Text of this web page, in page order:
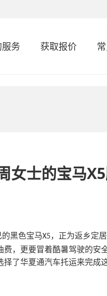
务 获取报价
女士的宝马
黑色宝马X5，正为返乡定
，更要冒着酷暑驾驶的安
了华夏通汽车托运来完成